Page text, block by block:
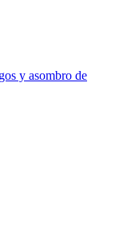
y asombro de